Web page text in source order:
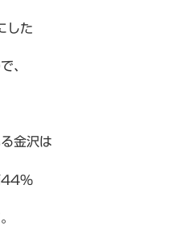
した
、
金沢は
44％